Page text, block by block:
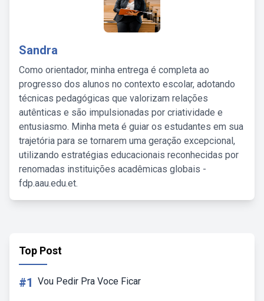
Sandra
Como orientador, minha entrega é completa ao
progresso dos alunos no contexto escolar, adotando
técnicas pedagógicas que valorizam relações
autênticas e são impulsionadas por criatividade e
entusiasmo. Minha meta é guiar os estudantes em sua
trajetória para se tornarem uma geração excepcional,
utilizando estratégias educacionais reconhecidas por
renomadas instituições acadêmicas globais -
fdp.aau.edu.et.
Top Post
#1 Vou Pedir Pra Voce Ficar